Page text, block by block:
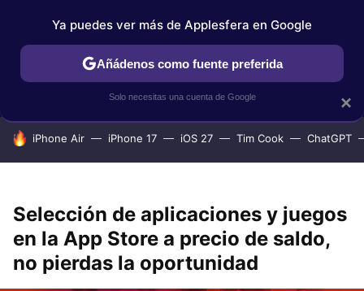
IPHONE TUTORIALES APPLESFERA SELECCIÓN
HOY SE HABLA DE
iPhone Air iPhone 17 iOS 27 Tim Cook ChatGPT
Selección de aplicaciones y juegos
en la App Store a precio de saldo,
no pierdas la oportunidad
×
Ya puedes ver más de Applesfera en Google
Añádenos como fuente preferida
Solo necesitas una cuenta de Google